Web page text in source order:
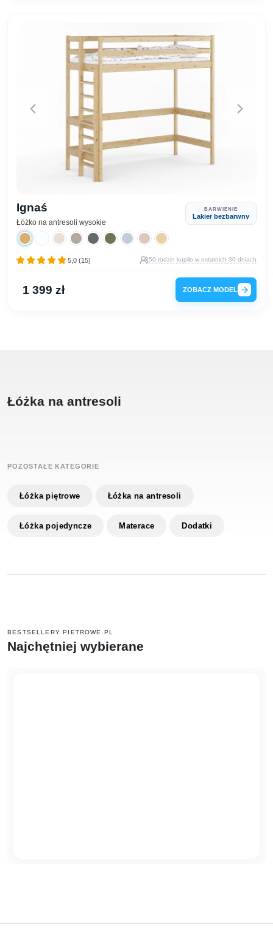
Ignaś
Łóżko na antresoli wysokie
BARWIENIE
Lakier bezbarwny
5,0 (15) 50 rodzin kupiło w ostatnich 30 dniach
1 399 zł ZOBACZ MODEL
Łóżka na antresoli
POZOSTAŁE KATEGORIE
Łóżka piętrowe Łóżka na antresoli
Łóżka pojedyncze Materace Dodatki
BESTSELLERY PIETROWE.PL
Najchętniej wybierane